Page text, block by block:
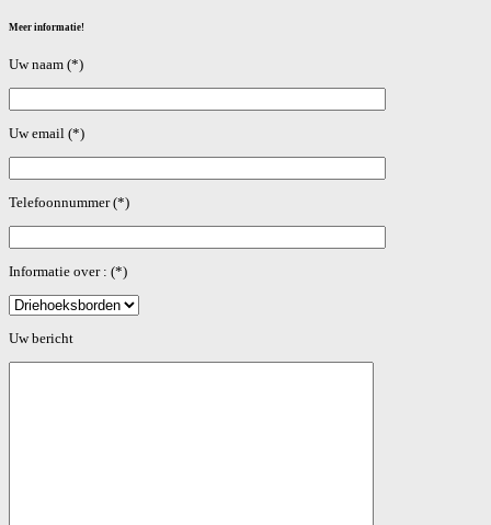
Meer informatie!
Uw naam (*)
Uw email (*)
Telefoonnummer (*)
Informatie over : (*)
Gelieve dit veld leeg te laten.
Uw bericht